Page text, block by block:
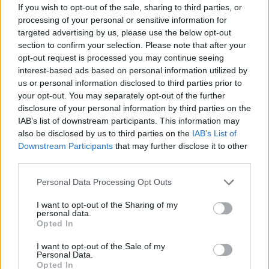
If you wish to opt-out of the sale, sharing to third parties, or
processing of your personal or sensitive information for
targeted advertising by us, please use the below opt-out
section to confirm your selection. Please note that after your
opt-out request is processed you may continue seeing
interest-based ads based on personal information utilized by
us or personal information disclosed to third parties prior to
your opt-out. You may separately opt-out of the further
disclosure of your personal information by third parties on the
IAB’s list of downstream participants. This information may
also be disclosed by us to third parties on the IAB’s List of
Downstream Participants that may further disclose it to other
Please note that this website/app uses one or more Google
not limited to your visit or usage behaviour. You may click to
grant or deny consent to Google and its third-party tags to
use your data for below specified purposes in below Google
consent section.
Personal Data Processing Opt Outs
I want to opt-out of the Sharing of my
personal data.
Opted In
I want to opt-out of the Sale of my
Personal Data.
Opted In
odáig ment, hogy azt állította: valószínűleg
nincs nagyobb futballcsoda az egész országban.
Pályafutásának csúcspontja az 1920-as Boxing
Day meccs volt, ahol több mint 53 000 néző jött
el, hogy megnézze a Dick Kerr Ladies játékát az
Everton's Goodison Parkban, nem beszélve a
több ezer csalódott rajongóról, aki kint ragadt.
Ez volt a legnagyobb tömeg, amely valaha női
évszázaddal később, a 2012-es londoni olimpián
is megdöntetlen maradt.Nemcsak a St. Helens
Ladies-t győzték le 4-0-ra, hanem elképesztő,
3115 fontot gyűjtöttek egy liverpooli